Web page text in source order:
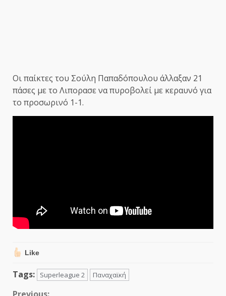
Οι παίκτες του Σούλη Παπαδόπουλου άλλαξαν 21
πάσες με το Λιπορασε να πυροβολεί με κεραυνό για
το προσωρινό 1-1.
Like
Tags: Superleague 2 Παναχαϊκή